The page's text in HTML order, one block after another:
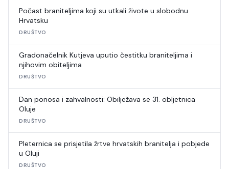
Počast braniteljima koji su utkali živote u slobodnu
Hrvatsku
DRUŠTVO
Gradonačelnik Kutjeva uputio čestitku braniteljima i
njihovim obiteljima
DRUŠTVO
Dan ponosa i zahvalnosti: Obilježava se 31. obljetnica
Oluje
DRUŠTVO
Pleternica se prisjetila žrtve hrvatskih branitelja i pobjede
u Oluji
DRUŠTVO